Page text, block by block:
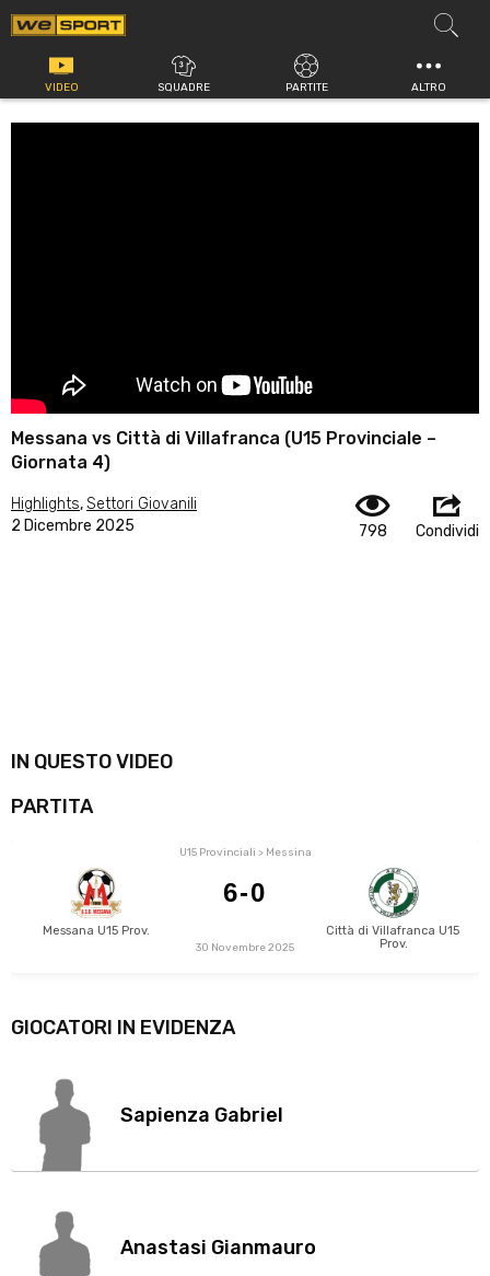
Vai
al
contenuto
VIDEO SQUADRE PARTITE ALTRO
Messana vs Città di Villafranca (U15 Provinciale –
Giornata 4)
Highlights,Settori Giovanili
2 Dicembre 2025
798 Condividi
IN QUESTO VIDEO
PARTITA
U15 Provinciali > Messina
Messana U15 Prov.
6-0
Città di Villafranca U15
Prov.
30 Novembre 2025
GIOCATORI IN EVIDENZA
Sapienza Gabriel
Anastasi Gianmauro